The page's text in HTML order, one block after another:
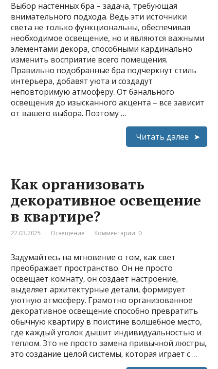
Выбор настенных бра – задача, требующая
внимательного подхода. Ведь эти источники
света не только функциональны, обеспечивая
необходимое освещение, но и являются важными
элементами декора, способными кардинально
изменить восприятие всего помещения.
Правильно подобранные бра подчеркнут стиль
интерьера, добавят уюта и создадут
неповторимую атмосферу. От банального
освещения до изысканного акцента – все зависит
от вашего выбора. Поэтому …
Читать далее
Как организовать
декоративное освещение
в квартире?
22.03.2025 Освещение Комментарии: 0
Задумайтесь на мгновение о том, как свет
преображает пространство. Он не просто
освещает комнату, он создает настроение,
выделяет архитектурные детали, формирует
уютную атмосферу. Грамотно организованное
декоративное освещение способно превратить
обычную квартиру в поистине волшебное место,
где каждый уголок дышит индивидуальностью и
теплом. Это не просто замена привычной люстры,
это создание целой системы, которая играет с …